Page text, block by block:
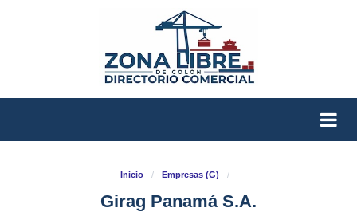
Inicio / Empresas (G) /
Girag Panamá S.A.